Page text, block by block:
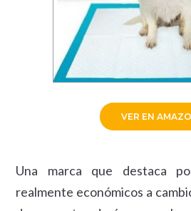
VER EN
Una marca que destaca
realmente económicos a